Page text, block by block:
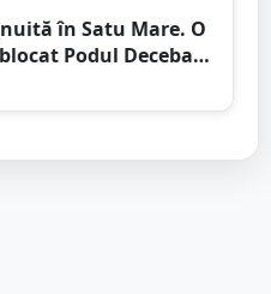
în Satu Mare. O
Podul Decebal.